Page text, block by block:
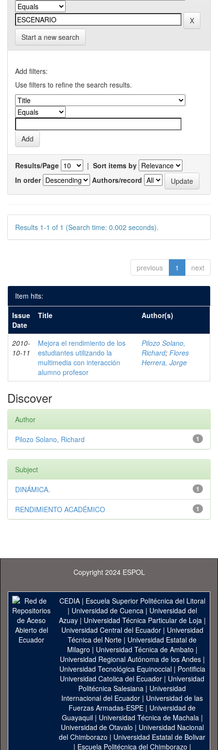
Start a new search
Add filters:
Use filters to refine the search results.
Results/Page | Sort items by
In order
Authors/record
Results 1-1 of 1 (Search time: 0.002 seconds).
previous 1 next
Item hits:
Issue
Date
Title Author(s)
2010-
10-11
Mejora el rendimiento de los
estudiantes utilizando la
multimedia con interacción
alumno profesor
Pilozo Solano,
Richard; Flores
Herrera, Jorge
Discover
Author
1
Pilozo Solano, Richard
Subject
1
DINÁMICA.
1
RENDIMIENTO ACADÉMICO
Copyright 2024 ESPOL
CEDIA| Escuela Superior Politécnica del Litoral
| Universidad de Cuenca| Universidad del
Azuay| Universidad Técnica Particular de Loja|
Universidad Central del Ecuador| Universidad
Técnica del Norte | Universidad Estatal de
Milagro | Universidad Técnica de Ambato |
Universidad Regional Autónoma de los Andes|
Universidad Tecnológica Equinoccial| Pontificia
Universidad Catolica del Ecuador | Universidad
Politécnica Salesiana | Universidad
Internacional del Ecuador | Universidad de las
Fuerzas Armadas-ESPE | Universidad de
Guayaquil| Universidad Técnica de Machala|
Universidad de Otavalo | Universidad Nacional
del Chimborazo | Universidad Estatal de Bolivar
| Escuela Politécnica del Chimborazo |